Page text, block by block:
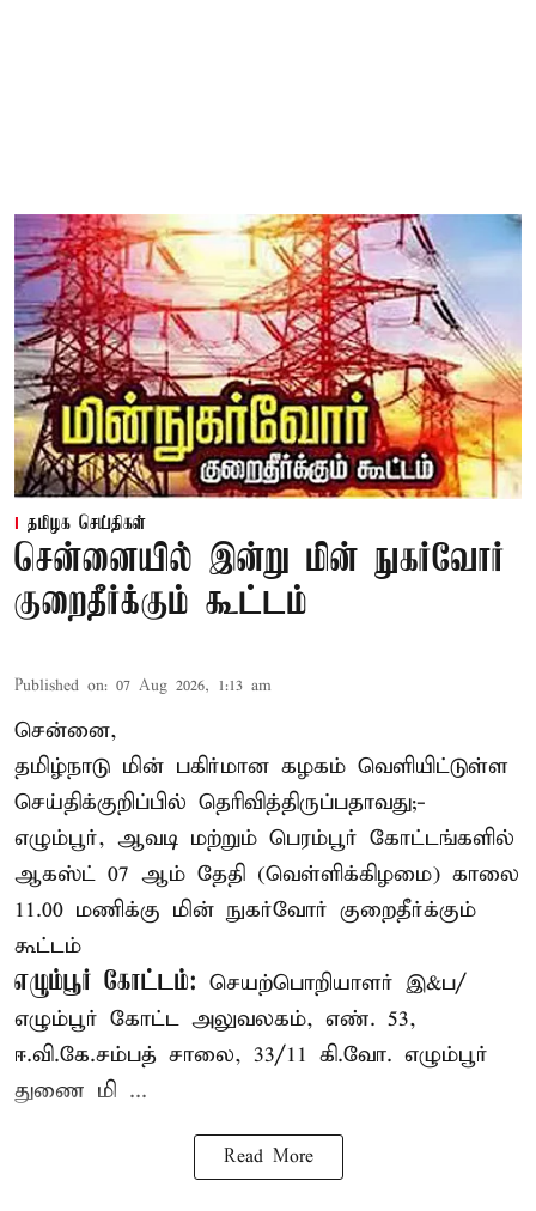
தமிழக செய்திகள்
சென்னையில் இன்று மின் நுகர்வோர்
குறைதீர்க்கும் கூட்டம்
Published on: 07 Aug 2026, 1:13 am
சென்னை,
தமிழ்நாடு மின் பகிர்மான கழகம் வெளியிட்டுள்ள
செய்திக்குறிப்பில் தெரிவித்திருப்பதாவது;-
எழும்பூர், ஆவடி மற்றும் பெரம்பூர் கோட்டங்களில்
ஆகஸ்ட் 07 ஆம் தேதி (வெள்ளிக்கிழமை) காலை
11.00 மணிக்கு மின் நுகர்வோர் குறைதீர்க்கும்
கூட்டம்
எழும்பூர் கோட்டம்: செயற்பொறியாளர் இ&ப/
எழும்பூர் கோட்ட அலுவலகம், எண். 53,
ஈ.வி.கே.சம்பத் சாலை, 33/11 கி.வோ. எழும்பூர்
துணை மி ...
Read More